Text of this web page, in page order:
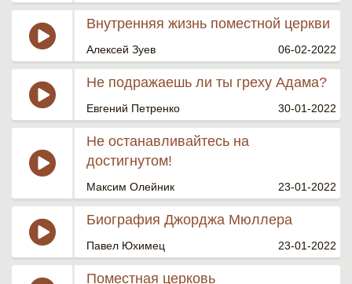
Внутренняя жизнь поместной церкви
Алексей Зуев 06-02-2022
Не подражаешь ли ты греху Адама?
Евгений Петренко 30-01-2022
Не останавливайтесь на
достигнутом!
Максим Олейник 23-01-2022
Биография Джорджа Мюллера
Павел Юхимец 23-01-2022
Поместная церковь